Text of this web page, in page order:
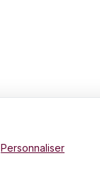
Personnaliser